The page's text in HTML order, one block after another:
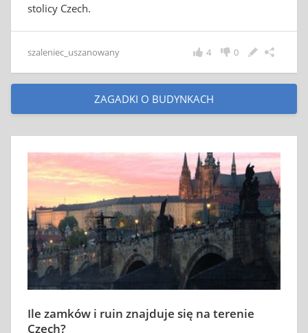
stolicy Czech.
szaleniec_uszanowany 0
4
ZAGADKI O BUDYNKACH
Ile zamków i ruin znajduje się na terenie
Czech?